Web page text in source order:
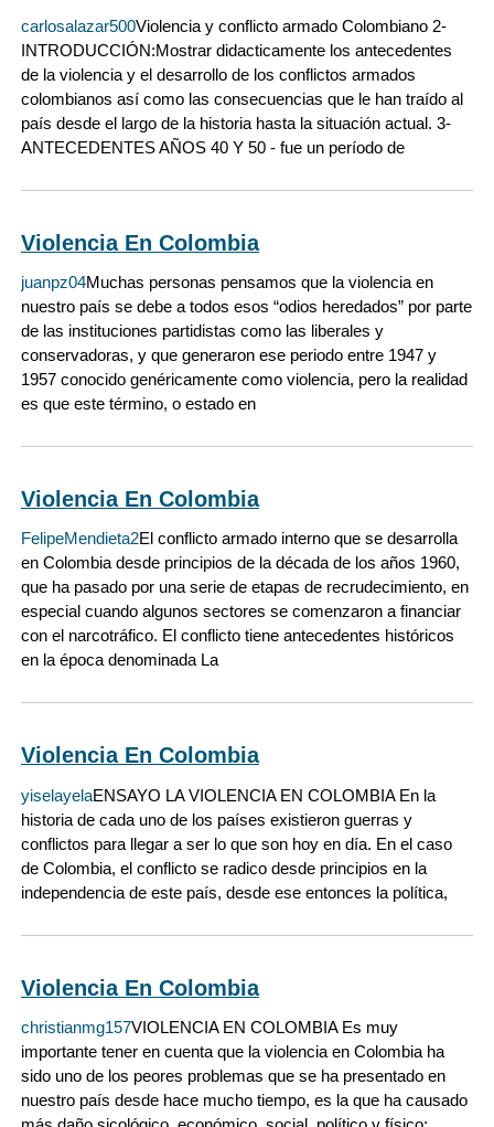
carlosalazar500Violencia y conflicto armado Colombiano 2-
INTRODUCCIÓN:Mostrar didacticamente los antecedentes
de la violencia y el desarrollo de los conflictos armados
colombianos así como las consecuencias que le han traído al
país desde el largo de la historia hasta la situación actual. 3-
ANTECEDENTES AÑOS 40 Y 50 - fue un período de
Violencia En Colombia
juanpz04Muchas personas pensamos que la violencia en
nuestro país se debe a todos esos “odios heredados” por parte
de las instituciones partidistas como las liberales y
conservadoras, y que generaron ese periodo entre 1947 y
1957 conocido genéricamente como violencia, pero la realidad
es que este término, o estado en
Violencia En Colombia
FelipeMendieta2El conflicto armado interno que se desarrolla
en Colombia desde principios de la década de los años 1960,
que ha pasado por una serie de etapas de recrudecimiento, en
especial cuando algunos sectores se comenzaron a financiar
con el narcotráfico. El conflicto tiene antecedentes históricos
en la época denominada La
Violencia En Colombia
yiselayelaENSAYO LA VIOLENCIA EN COLOMBIA En la
historia de cada uno de los países existieron guerras y
conflictos para llegar a ser lo que son hoy en día. En el caso
de Colombia, el conflicto se radico desde principios en la
independencia de este país, desde ese entonces la política,
Violencia En Colombia
christianmg157VIOLENCIA EN COLOMBIA Es muy
importante tener en cuenta que la violencia en Colombia ha
sido uno de los peores problemas que se ha presentado en
nuestro país desde hace mucho tiempo, es la que ha causado